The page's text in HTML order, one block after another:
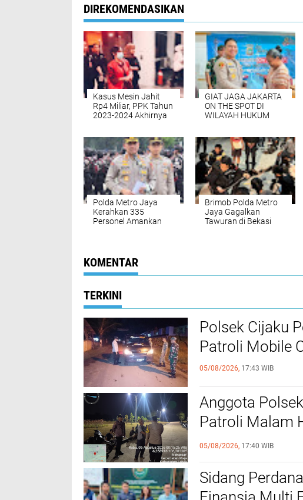
DIREKOMENDASIKAN
Kasus Mesin Jahit
Rp4 Miliar, PPK Tahun
2023-2024 Akhirnya
GIAT JAGA JAKARTA
ON THE SPOT DI
WILAYAH HUKUM
Polda Metro Jaya
Kerahkan 335
Personel Amankan
Antisipasi Kepadatan
‎Brimob Polda Metro
Jaya Gagalkan
Tawuran di Bekasi
KOMENTAR
TERKINI
Polsek Cijaku
Patroli Mobile
05/08/2026, 17:43 WIB
Anggota
Patroli Malam
Kamtibmas
05/08/2026, 17:40 WIB
Sidang